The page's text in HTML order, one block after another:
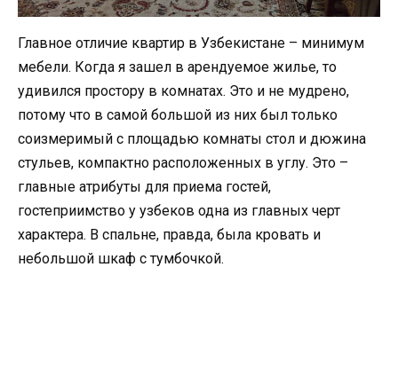
Главное отличие квартир в Узбекистане – минимум
мебели. Когда я зашел в арендуемое жилье, то
удивился простору в комнатах. Это и не мудрено,
потому что в самой большой из них был только
соизмеримый с площадью комнаты стол и дюжина
стульев, компактно расположенных в углу. Это –
главные атрибуты для приема гостей,
гостеприимство у узбеков одна из главных черт
характера. В спальне, правда, была кровать и
небольшой шкаф с тумбочкой.